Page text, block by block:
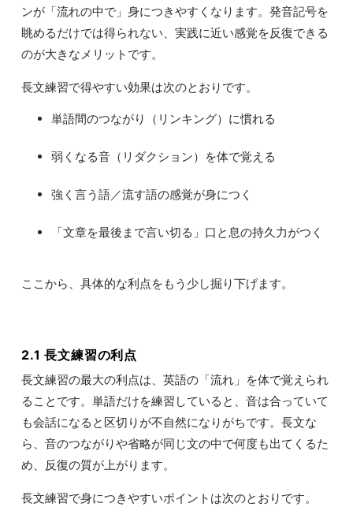
ンが「流れの中で」身につきやすくなります。発音記号を
眺めるだけでは得られない、実践に近い感覚を反復できる
のが大きなメリットです。
長文練習で得やすい効果は次のとおりです。
単語間のつながり（リンキング）に慣れる
弱くなる音（リダクション）を体で覚える
強く言う語／流す語の感覚が身につく
「文章を最後まで言い切る」口と息の持久力がつく
ここから、具体的な利点をもう少し掘り下げます。
2.1 長文練習の利点
長文練習の最大の利点は、英語の「流れ」を体で覚えられ
ることです。単語だけを練習していると、音は合っていて
も会話になると区切りが不自然になりがちです。長文な
ら、音のつながりや省略が同じ文の中で何度も出てくるた
め、反復の質が上がります。
長文練習で身につきやすいポイントは次のとおりです。